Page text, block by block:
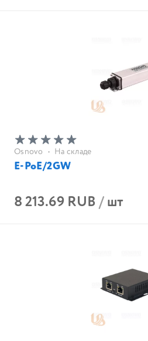
Osnovo • На складе
E-PoE/2GW
8 213.69 RUB/шт